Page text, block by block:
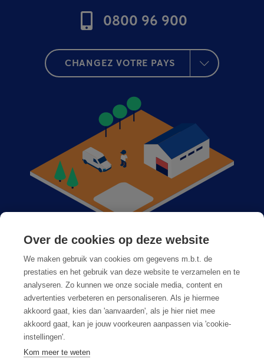
0800 96 900
CHANGEZ VOTRE PAYS
Anticimex dans votre région
Postes vacants
Foire aux questions
Over de cookies op deze website
We maken gebruik van cookies om gegevens m.b.t. de
prestaties en het gebruik van deze website te verzamelen en te
analyseren. Zo kunnen we onze sociale media, content en
advertenties verbeteren en personaliseren. Als je hiermee
akkoord gaat, kies dan 'aanvaarden', als je hier niet mee
akkoord gaat, kan je jouw voorkeuren aanpassen via 'cookie-
instellingen'.
Kom meer te weten